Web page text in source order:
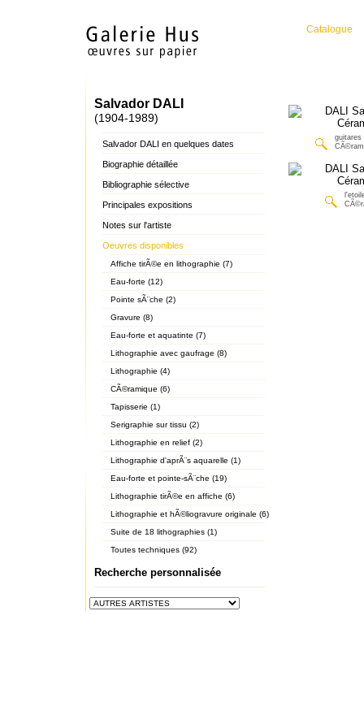
Catalogue
Salvador DALI
(1904-1989)
Salvador DALI en quelques dates
Biographie détaillée
Bibliographie sélective
Principales expositions
Notes sur l'artiste
Oeuvres disponibles
Affiche tirÃ©e en lithographie (7)
Eau-forte (12)
Pointe sÃ¨che (2)
Gravure (8)
Eau-forte et aquatinte (7)
Lithographie avec gaufrage (8)
Lithographie (4)
CÃ©ramique (6)
Tapisserie (1)
Serigraphie sur tissu (2)
Lithographie en relief (2)
Lithographie d'aprÃ¨s aquarelle (1)
Eau-forte et pointe-sÃ¨che (19)
Lithographie tirÃ©e en affiche (6)
Lithographie et hÃ©liogravure originale (6)
Suite de 18 lithographies (1)
Toutes techniques (92)
Recherche personnalisée
guitares